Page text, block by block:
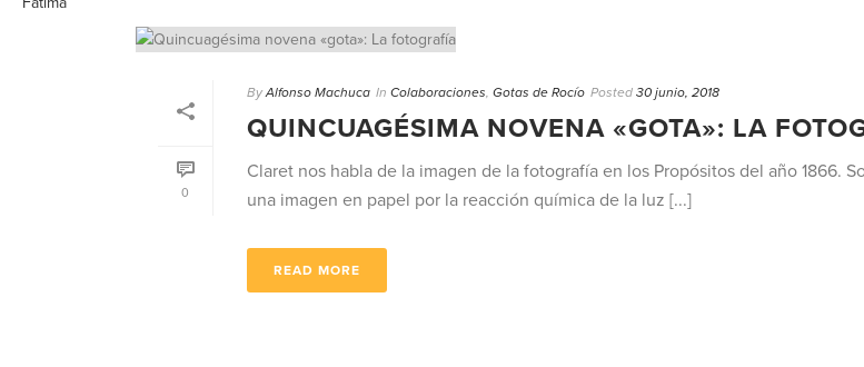
0
By Alfonso Machuca In Colaboraciones, Gotas de Rocío Posted 30 junio, 2018
QUINCUAGÉSIMA NOVENA «GOTA»: LA
Claret nos habla de la imagen de la fotografía en los Propósitos del año 1866.
una imagen en papel por la reacción química de la luz [...]
READ MORE